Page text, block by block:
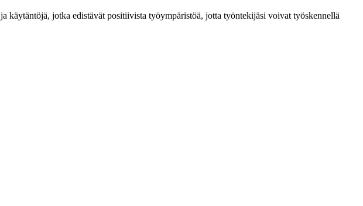
jotka edistävät positiivista työympäristöä, jotta työntekijäsi voivat työskennellä